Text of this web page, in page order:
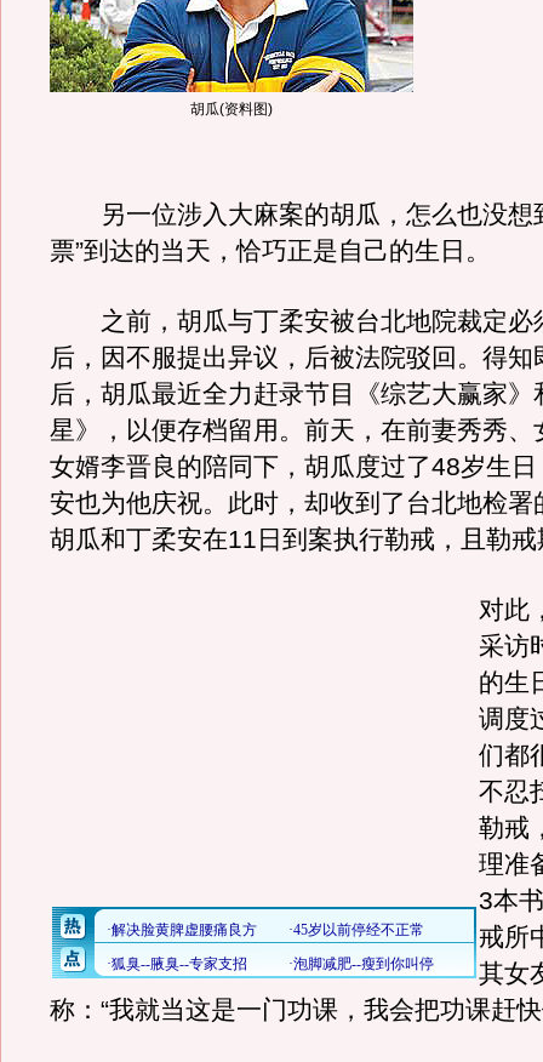
胡瓜(资料图)
另一位涉入大麻案的胡瓜，怎么也没想
票”到达的当天，恰巧正是自己的生日。
之前，胡瓜与丁柔安被台北地院裁定必
后，因不服提出异议，后被法院驳回。得知
后，胡瓜最近全力赶录节目《综艺大赢家》
星》，以便存档留用。前天，在前妻秀秀、
女婿李晋良的陪同下，胡瓜度过了48岁生
安也为他庆祝。此时，却收到了台北地检署
胡瓜和丁柔安在11日到案执行勒戒，且勒
对此
采访
的生
调度
们都
不忍
勒戒
理准
3本
戒所
其女
称：“我就当这是一门功课，我会把功课赶